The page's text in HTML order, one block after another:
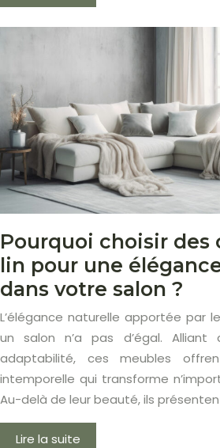
Pourquoi choisir des
lin pour une
dans votre salon ?
L’élégance naturelle apportée par
un salon n’a pas d’égal.
adaptabilité, ces meubles
intemporelle qui transforme
Au-delà de leur beauté, ils
Lire la suite